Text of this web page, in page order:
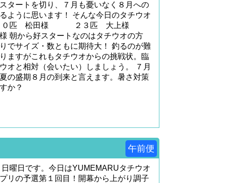
タートを切り、７月も憂いなく８月への
ように思います！ そんな今日のタチウオ
３０匹 松田様 ２３匹 大上様
朝から好スタートなのはタチウオの方
でサイズ・数ともに期待大！ 釣るのが難
ますがこれもタチウオからの挑戦状。臨
オと相対（会いたい）しましょう。 ７月
の盛期８月の到来と言えます。暑さ対策
か？
午前便
日曜日です。今日はYUMEMARUタチウオ
リの予選第１回目！開幕から上がり調子